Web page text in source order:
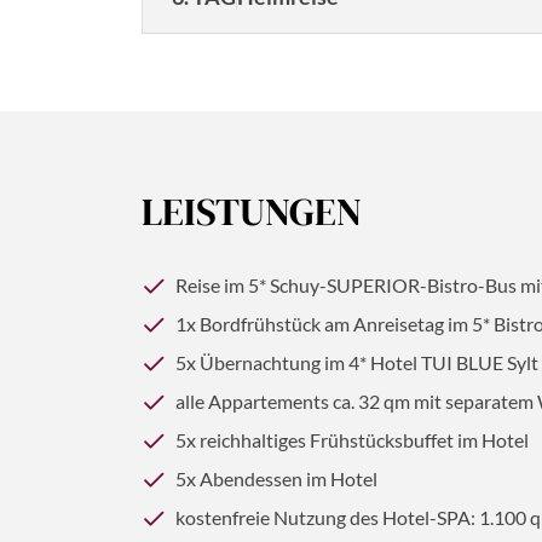
6
© pkazmierczak - stock.adobe.com
LEISTUNGEN
Reise im 5* Schuy-SUPERIOR-Bistro-Bus
1x Bordfrühstück am Anreisetag im 5*
5x Übernachtung im 4* Hotel TUI BLUE
alle Appartements ca. 32 qm mit separatem
5x reichhaltiges Frühstücksbuffet im Hotel
5x Abendessen im Hotel
kostenfreie Nutzung des Hotel-SPA: 1.100